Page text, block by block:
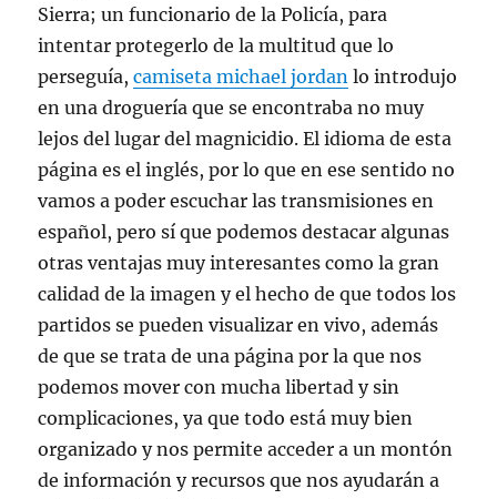
Sierra; un funcionario de la Policía, para
intentar protegerlo de la multitud que lo
perseguía,camiseta michael jordan lo introdujo
en una droguería que se encontraba no muy
lejos del lugar del magnicidio. El idioma de esta
página es el inglés, por lo que en ese sentido no
vamos a poder escuchar las transmisiones en
español, pero sí que podemos destacar algunas
otras ventajas muy interesantes como la gran
calidad de la imagen y el hecho de que todos los
partidos se pueden visualizar en vivo, además
de que se trata de una página por la que nos
podemos mover con mucha libertad y sin
complicaciones, ya que todo está muy bien
organizado y nos permite acceder a un montón
de información y recursos que nos ayudarán a